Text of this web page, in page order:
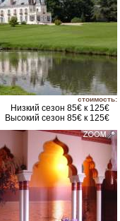
стоимость:
Низкий сезон 85€ к 125€
Высокий сезон 85€ к 125€